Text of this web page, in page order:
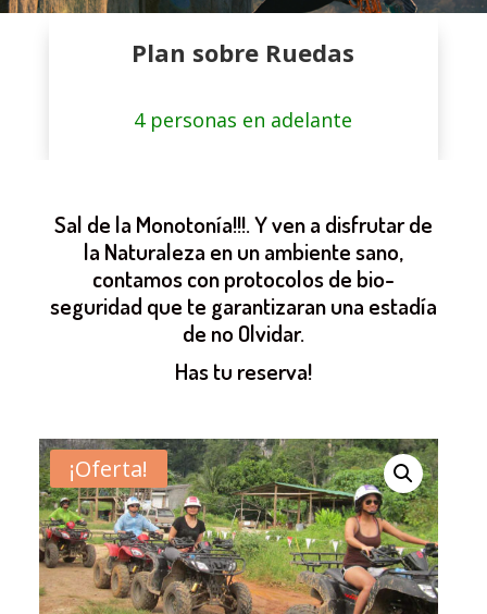
Plan sobre Ruedas
4 personas en adelante
Sal de la Monotonía!!!. Y ven a disfrutar de
la Naturaleza en un ambiente sano,
contamos con protocolos de bio-
seguridad que te garantizaran una estadía
de no Olvidar.
Has tu reserva!
¡Oferta!